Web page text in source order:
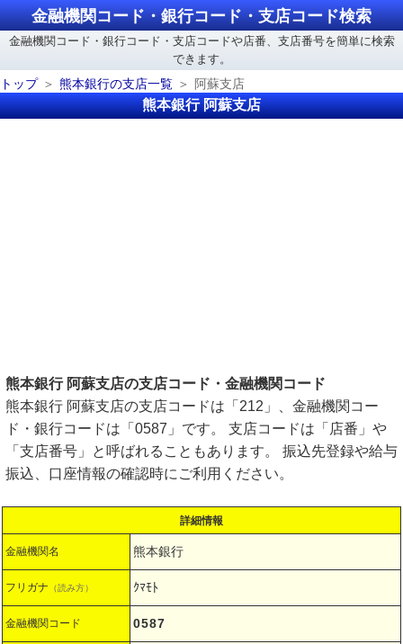
金融機関コード・銀行コード・支店コード検索
金融機関コード・銀行コード・支店コードや店番、支店番号を簡単に検索
できます。
トップ
熊本銀行の支店一覧 阿蘇支店
熊本銀行 阿蘇支店
熊本銀行 阿蘇支店の支店コード・金融機関コード
熊本銀行 阿蘇支店の支店コードは「212」、金融機関コー
ド・銀行コードは「0587」です。 支店コードは「店番」や
「支店番号」と呼ばれることもあります。 振込先登録や給与
振込、口座情報の確認時にご利用ください。
詳細情報
金融機関名 熊本銀行
フリガナ （読み方） ｸﾏﾓﾄ
金融機関コード 0587